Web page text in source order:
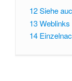
12Siehe
13Weblinks
14